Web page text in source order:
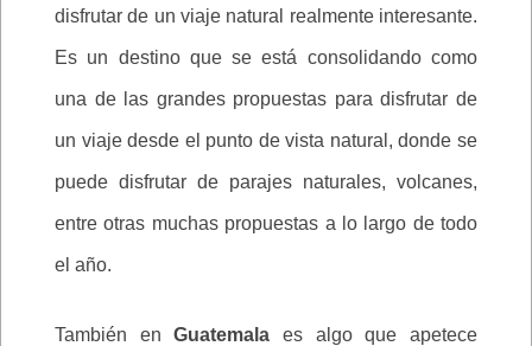
disfrutar de un viaje natural realmente interesante.
Es un destino que se está consolidando como
una de las grandes propuestas para disfrutar de
un viaje desde el punto de vista natural, donde se
puede disfrutar de parajes naturales, volcanes,
entre otras muchas propuestas a lo largo de todo
el año.
También enGuatemalaes algo que apetece